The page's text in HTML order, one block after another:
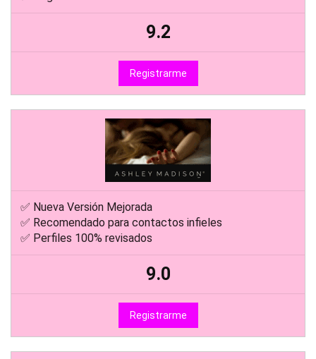
9.2
Registrarme
✅ Nueva Versión Mejorada
✅ Recomendado para contactos infieles
✅ Perfiles 100% revisados
9.0
Registrarme